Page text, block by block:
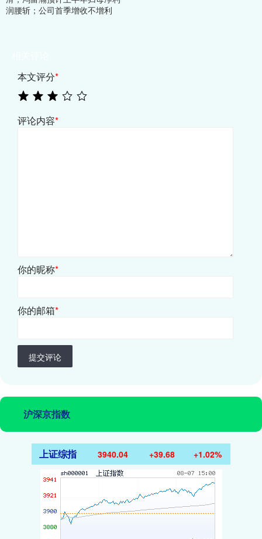
润腰斩；公司首季增收不增利
本文评分*
评论内容*
你的昵称*
你的邮箱*
提交评论
沪深京指数
上证综指 3940.04 +39.68 +1.02%